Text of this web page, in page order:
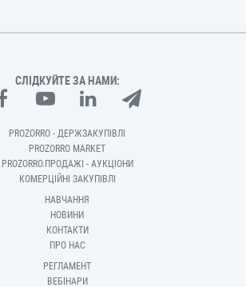
СЛІДКУЙТЕ ЗА НАМИ:
PROZORRO - ДЕРЖЗАКУПІВЛІ
PROZORRO MARKET
PROZORRO.ПРОДАЖІ - АУКЦІОНИ
КОМЕРЦІЙНІ ЗАКУПІВЛІ
НАВЧАННЯ
НОВИНИ
КОНТАКТИ
ПРО НАС
РЕГЛАМЕНТ
ВЕБІНАРИ